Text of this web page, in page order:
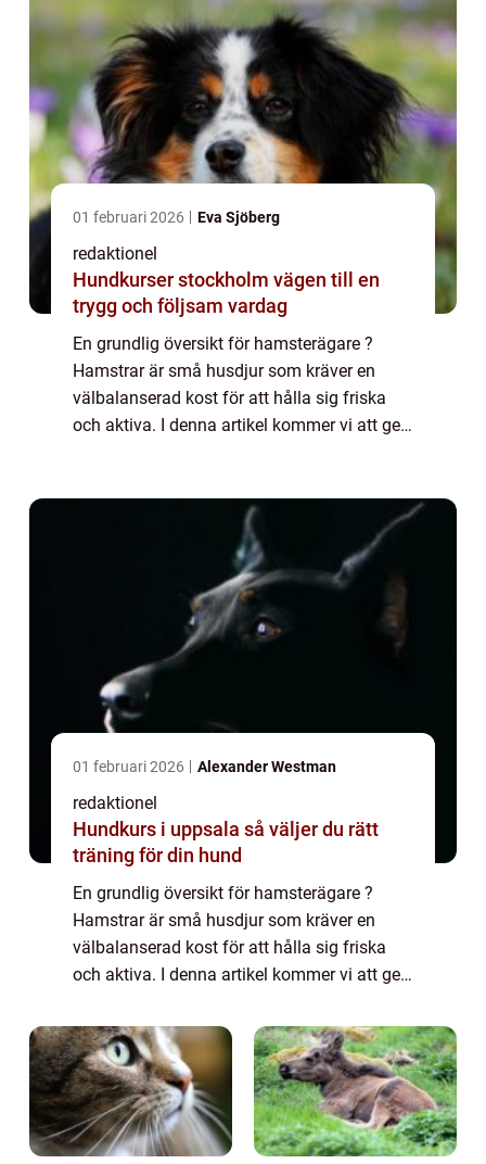
01 februari 2026 Eva Sjöberg
redaktionel
Hundkurser stockholm vägen till en
trygg och följsam vardag
En grundlig översikt för hamsterägare ?
Hamstrar är små husdjur som kräver en
välbalanserad kost för att hålla sig friska
och aktiva. I denna artikel kommer vi att ge
01 februari 2026 Alexander Westman
redaktionel
Hundkurs i uppsala så väljer du rätt
träning för din hund
En grundlig översikt för hamsterägare ?
Hamstrar är små husdjur som kräver en
välbalanserad kost för att hålla sig friska
och aktiva. I denna artikel kommer vi att ge
kan äta för att hjälpa dig som hamsterägar...